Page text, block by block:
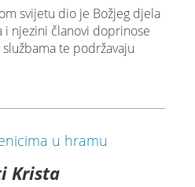
svijetu dio je Božjeg djela
i njezini članovi doprinose
te podržavaju
Krista